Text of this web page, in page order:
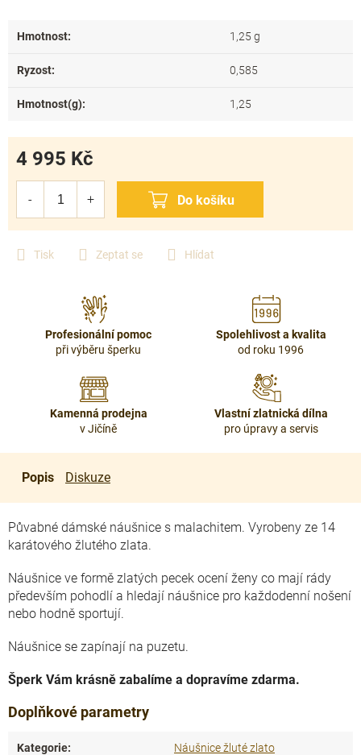
Tisk Zeptat se Hlídat
4 995 Kč
Hmotnost: 1,25 g
Ryzost: 0,585
Hmotnost(g): 1,25
Profesionální pomoc
při výběru šperku
Spolehlivost a kvalita
od roku 1996
Kamenná prodejna
v Jičíně
Vlastní zlatnická dílna
pro úpravy a servis
Popis Diskuze
Půvabné dámské náušnice s malachitem. Vyrobeny ze 14
karátového žlutého zlata.
Náušnice ve formě zlatých pecek ocení ženy co mají rády
především pohodlí a hledají náušnice pro každodenní nošení
nebo hodně sportují.
Náušnice se zapínají na puzetu.
Šperk Vám krásně zabalíme a dopravíme zdarma.
Doplňkové parametry
Kategorie: Náušnice žluté zlato